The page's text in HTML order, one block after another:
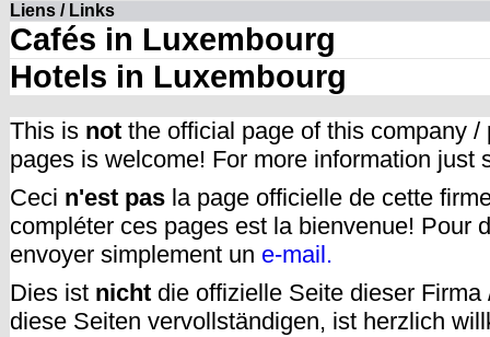
Liens / Links
Cafés in Luxembourg
Hotels in Luxembourg
This is not the official page of this company
pages is welcome! For more information just
Ceci n'est pas la page officielle de cette
compléter ces pages est la bienvenue! Pour
envoyer simplement un e-mail.
Dies ist nicht die offizielle Seite dieser
diese Seiten vervollständigen, ist herzlich